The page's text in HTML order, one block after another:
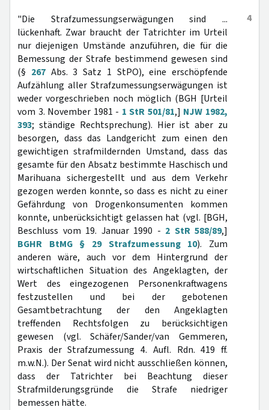
4
"Die Strafzumessungserwägungen sind ...
lückenhaft. Zwar braucht der Tatrichter im Urteil
nur diejenigen Umstände anzuführen, die für die
Bemessung der Strafe bestimmend gewesen sind
(§ 267Abs. 3 Satz 1 StPO), eine erschöpfende
Aufzählung aller Strafzumessungserwägungen ist
weder vorgeschrieben noch möglich (BGH [Urteil
vom 3. November 1981 - 1 StR 501/81,] NJW 1982,
393; ständige Rechtsprechung). Hier ist aber zu
besorgen, dass das Landgericht zum einen den
gewichtigen strafmildernden Umstand, dass das
gesamte für den Absatz bestimmte Haschisch und
Marihuana sichergestellt und aus dem Verkehr
gezogen werden konnte, so dass es nicht zu einer
Gefährdung von Drogenkonsumenten kommen
konnte, unberücksichtigt gelassen hat (vgl. [BGH,
Beschluss vom 19. Januar 1990 - 2 StR 588/89,]
BGHR BtMG § 29 Strafzumessung 10). Zum
anderen wäre, auch vor dem Hintergrund der
wirtschaftlichen Situation des Angeklagten, der
Wert des eingezogenen Personenkraftwagens
festzustellen und bei der gebotenen
Gesamtbetrachtung der den Angeklagten
treffenden Rechtsfolgen zu berücksichtigen
gewesen (vgl. Schäfer/Sander/van Gemmeren,
Praxis der Strafzumessung 4. Aufl. Rdn. 419 ff.
m.w.N.). Der Senat wird nicht ausschließen können,
dass der Tatrichter bei Beachtung dieser
Strafmilderungsgründe die Strafe niedriger
bemessen hätte.